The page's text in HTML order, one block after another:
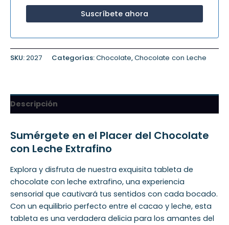
SKU:2027 Categorías:Chocolate,Chocolate con Leche
Descripción
Sumérgete en el Placer del Chocolate
con Leche Extrafino
Explora y disfruta de nuestra exquisita tableta de
chocolate con leche extrafino, una experiencia
sensorial que cautivará tus sentidos con cada bocado.
Con un equilibrio perfecto entre el cacao y leche, esta
tableta es una verdadera delicia para los amantes del